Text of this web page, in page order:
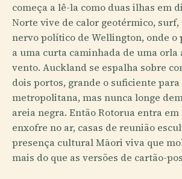
começa a lê-la como duas ilhas em
Norte vive de calor geotérmico, surf,
nervo político de Wellington, onde o
a uma curta caminhada de uma orla
vento. Auckland se espalha sobre
dois portos, grande o suficiente
metropolitana, mas nunca longe
areia negra. Então Rotorua entra em
enxofre no ar, casas de reunião
presença cultural Māori viva que
mais do que as versões de cartão-